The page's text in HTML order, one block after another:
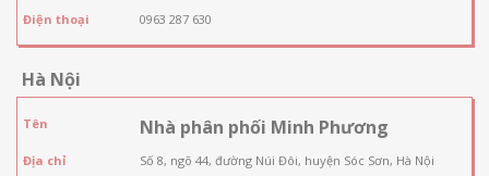
Điện thoại
0963 287 630
Hà Nội
Tên Nhà phân phối Minh Phương
Địa chỉ
Số 8, ngõ 44, đường Núi Đôi, huyện Sóc Sơn, Hà Nội